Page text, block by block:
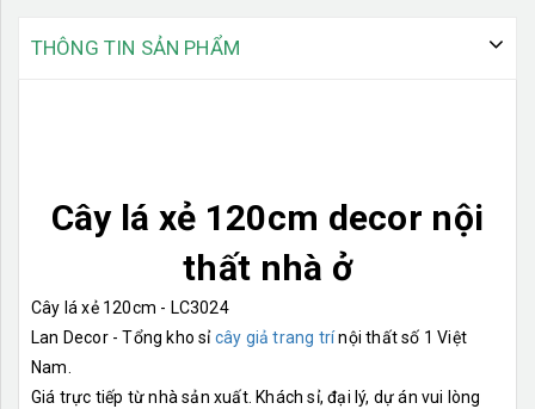
THÔNG TIN SẢN PHẨM
Cây lá xẻ 120cm decor nội
thất nhà ở
Cây lá xẻ 120cm - LC3024
Lan Decor - Tổng kho sỉcây giả trang trínội thất số 1 Việt
Nam.
Giá trực tiếp từ nhà sản xuất. Khách sỉ, đại lý, dự án vui lòng